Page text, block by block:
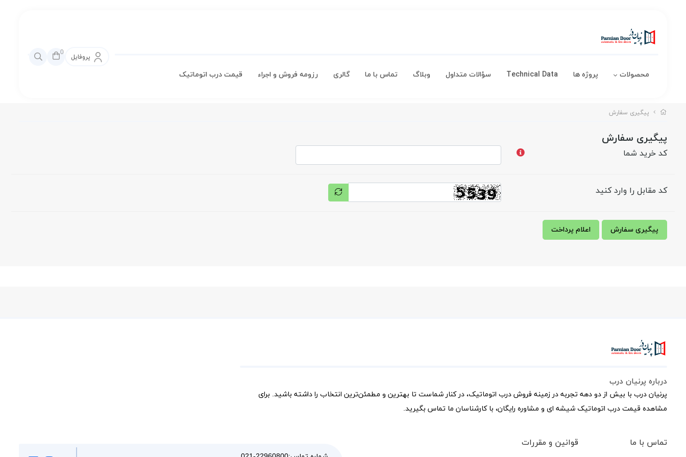
محصولات پروژه ها Technical Data سؤالات متداول وبلاگ تماس با ما گالری رزومه فروش و اجراء قیمت درب اتوماتیک
پروفایل
0
پیگیری سفارش
پیگیری سفارش
کد خرید شما
کد مقابل را وارد کنید
پیگیری سفارش اعلام پرداخت
درباره پرنیان درب
پرنیان درب با بیش از دو دهه تجربه در زمینه فروش درب اتوماتیک، در کنار شماست تا بهترین و مطمئن‌ترین انتخاب را داشته باشید. برای
مشاهده قیمت درب اتوماتیک شیشه ای و مشاوره رایگان، با کارشناسان ما تماس بگیرید.
تماس با ما قوانین و مقررات